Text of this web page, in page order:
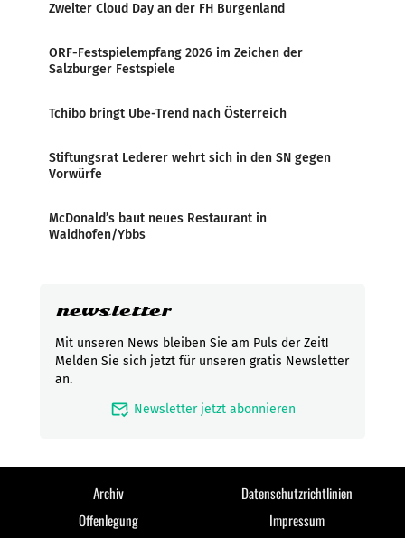
Zweiter Cloud Day an der FH Burgenland
ORF-Festspielempfang 2026 im Zeichen der
Salzburger Festspiele
Tchibo bringt Ube-Trend nach Österreich
Stiftungsrat Lederer wehrt sich in den SN gegen
Vorwürfe
McDonald’s baut neues Restaurant in
Waidhofen/Ybbs
newsletter
Mit unseren News bleiben Sie am Puls der Zeit!
Melden Sie sich jetzt für unseren gratis Newsletter
an.
mark_email_read Newsletter jetzt abonnieren
Archiv
Datenschutzrichtlinien
Offenlegung
Impressum